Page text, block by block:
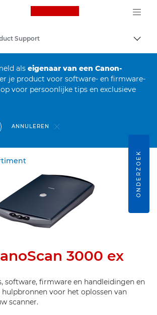
Canon Logo, back
Support
als eigenaar van een Canon-
je product voor software- en firmware-
voor persoonlijke tips en exclusieve
ANNULEREN
3000 ex
software, firmware en handleidingen en
voor het oplossen van
scanner.
ONDERZOEK